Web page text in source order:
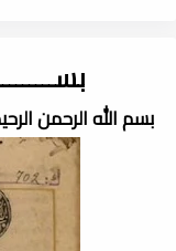
بسم الله الرحمن